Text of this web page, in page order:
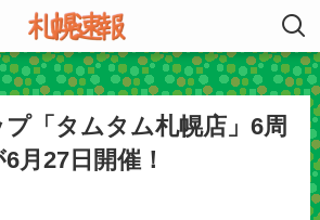
「タムタム札幌店」6周
月27日開催！